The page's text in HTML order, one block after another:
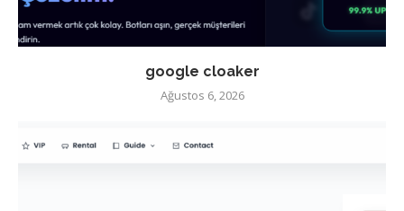
google cloaker
Ağustos 6, 2026